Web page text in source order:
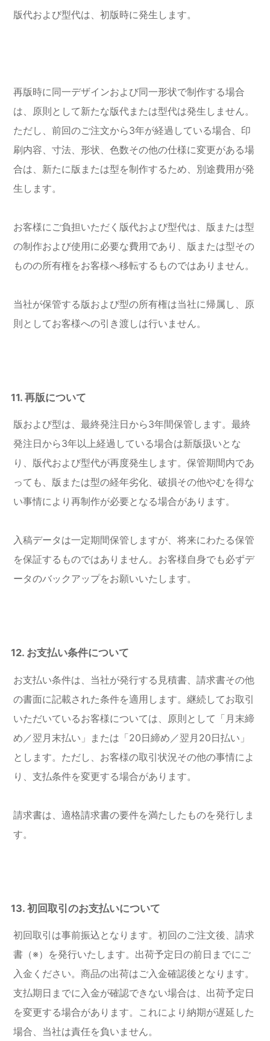
版代および型代は、初版時に発生します。
再版時に同一デザインおよび同一形状で制作する場合
は、原則として新たな版代または型代は発生しません。
ただし、前回のご注文から3年が経過している場合、印
刷内容、寸法、形状、色数その他の仕様に変更がある場
合は、新たに版または型を制作するため、別途費用が発
生します。
お客様にご負担いただく版代および型代は、版または型
の制作および使用に必要な費用であり、版または型その
ものの所有権をお客様へ移転するものではありません。
当社が保管する版および型の所有権は当社に帰属し、原
則としてお客様への引き渡しは行いません。
11. 再版について
版および型は、最終発注日から3年間保管します。最終
発注日から3年以上経過している場合は新版扱いとな
り、版代および型代が再度発生します。保管期間内であ
っても、版または型の経年劣化、破損その他やむを得な
い事情により再制作が必要となる場合があります。
入稿データは一定期間保管しますが、将来にわたる保管
を保証するものではありません。お客様自身でも必ずデ
ータのバックアップをお願いいたします。
12. お支払い条件について
お支払い条件は、当社が発行する見積書、請求書その他
の書面に記載された条件を適用します。継続してお取引
いただいているお客様については、原則として「月末締
め／翌月末払い」または「20日締め／翌月20日払い」
とします。ただし、お客様の取引状況その他の事情によ
り、支払条件を変更する場合があります。
請求書は、適格請求書の要件を満たしたものを発行しま
す。
13. 初回取引のお支払いについて
初回取引は事前振込となります。初回のご注文後、請求
書（※）を発行いたします。出荷予定日の前日までにご
入金ください。商品の出荷はご入金確認後となります。
支払期日までに入金が確認できない場合は、出荷予定日
を変更する場合があります。これにより納期が遅延した
場合、当社は責任を負いません。